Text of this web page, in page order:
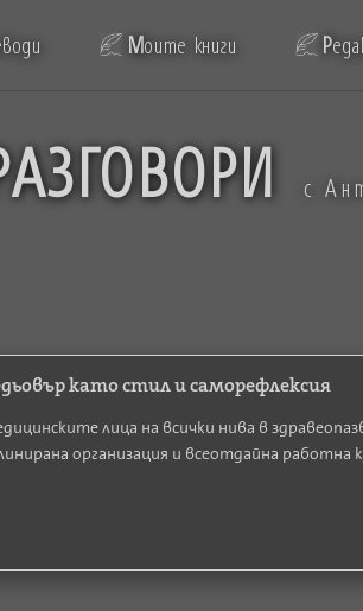
Моите книги Р
с
като стил и саморефлексия
лица на всички нива в
организация и всеотдайна работна